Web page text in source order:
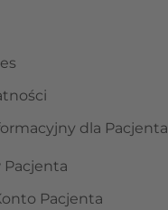
dla Pacjenta
Pacjenta
Pacjenta